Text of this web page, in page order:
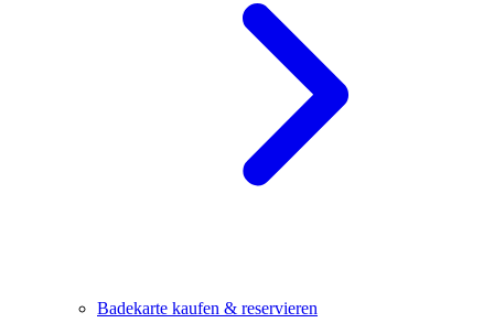
Badekarte kaufen & reservieren